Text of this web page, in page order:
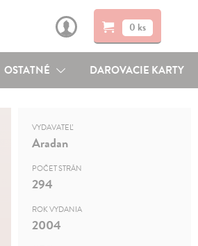
0 ks
OSTATNÉ DAROVACIE KARTY
VYDAVATEĽ
Aradan
POČET STRÁN
294
ROK VYDANIA
2004